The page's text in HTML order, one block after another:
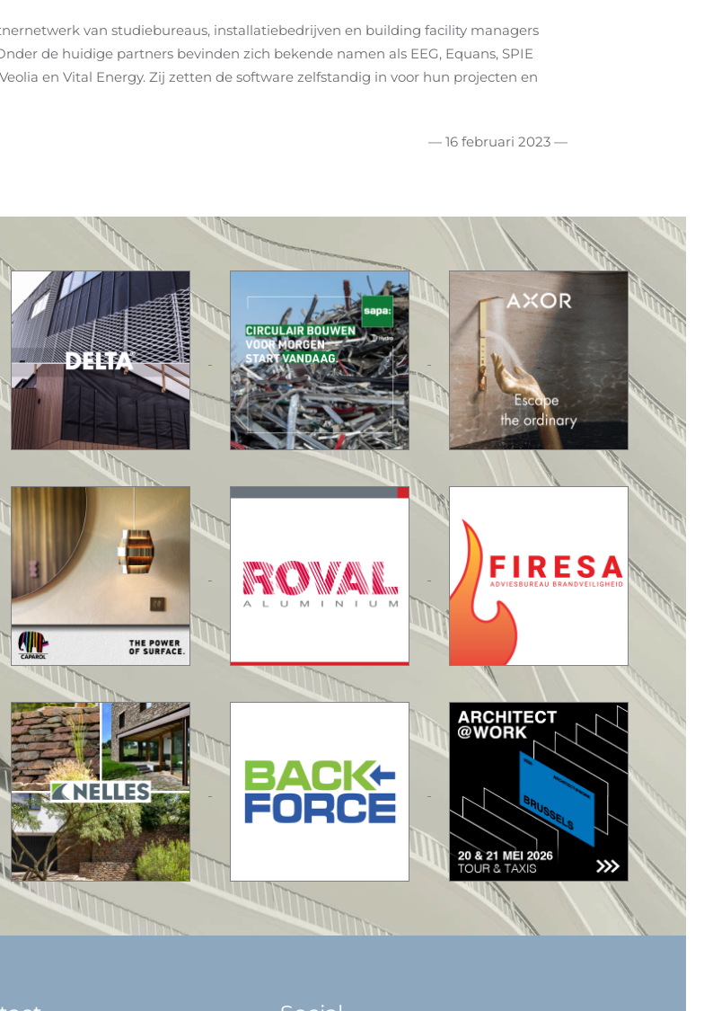
van studiebureaus, installatiebedrijven en building facility managers
de huidige partners bevinden zich bekende namen als EEG, Equans, SPIE
en Vital Energy. Zij zetten de software zelfstandig in voor hun projecten en
— 16 februari 2023 —